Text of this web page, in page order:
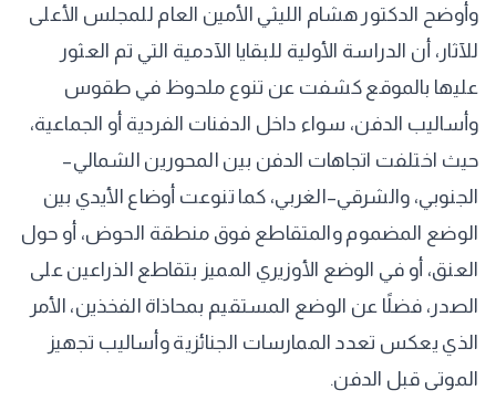
وأوضح الدكتور هشام الليثي الأمين العام للمجلس الأعلى
للآثار، أن الدراسة الأولية للبقايا الآدمية التي تم العثور
عليها بالموقع كشفت عن تنوع ملحوظ في طقوس
وأساليب الدفن، سواء داخل الدفنات الفردية أو الجماعية،
حيث اختلفت اتجاهات الدفن بين المحورين الشمالي–
الجنوبي، والشرقي–الغربي، كما تنوعت أوضاع الأيدي بين
الوضع المضموم والمتقاطع فوق منطقة الحوض، أو حول
العنق، أو في الوضع الأوزيري المميز بتقاطع الذراعين على
الصدر، فضلًا عن الوضع المستقيم بمحاذاة الفخذين، الأمر
الذي يعكس تعدد الممارسات الجنائزية وأساليب تجهيز
الموتى قبل الدفن.